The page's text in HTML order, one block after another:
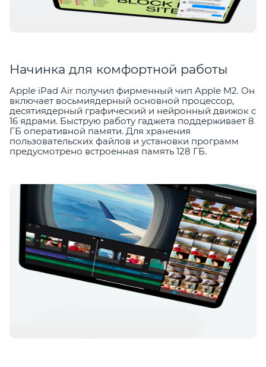
Начинка для комфортной работы
Apple iPad Air получил фирменный чип Apple M2. Он
включает восьмиядерный основной процессор,
десятиядерный графический и нейронный движок с
16 ядрами. Быструю работу гаджета поддерживает 8
ГБ оперативной памяти. Для хранения
пользовательских файлов и установки программ
предусмотрено встроенная память 128 ГБ.